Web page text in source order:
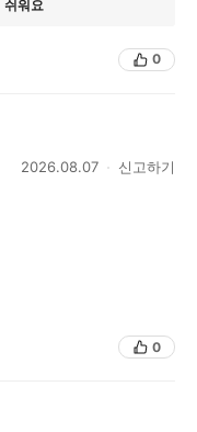
쉬워요
0
2026.08.07 신고하기
0